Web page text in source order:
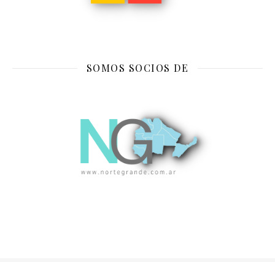
SOMOS SOCIOS DE